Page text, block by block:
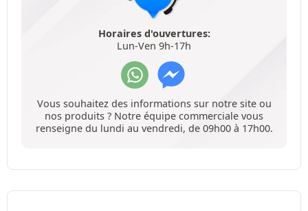
Horaires d'ouvertures:
Lun-Ven 9h-17h
Vous souhaitez des informations sur notre site ou
nos produits ? Notre équipe commerciale vous
renseigne du lundi au vendredi, de 09h00 à 17h00.